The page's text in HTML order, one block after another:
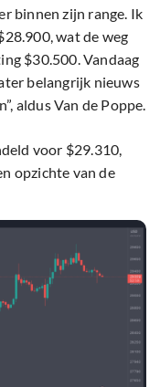
binnen zijn range. Ik
wat de weg
$30.500. Vandaag
belangrijk nieuws
aldus Van de Poppe.
voor $29.310,
opzichte van de